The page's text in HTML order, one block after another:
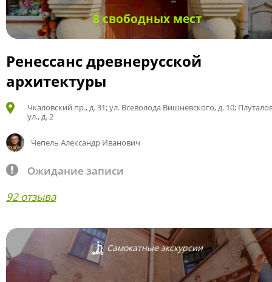
8 свободных мест
Ренессанс древнерусской
архитектуры
Чкаловский пр., д. 31; ул. Всеволода Вишневского, д. 10;
ул., д. 2
Чепель Александр Иванович
Ожидание записи
92 отзыва
Самокатные экскурсии